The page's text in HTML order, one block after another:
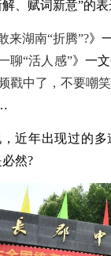
、赋词新意”的
来湖南“折腾”?》
聊“活人感”》一
戳中了，不要嘲
近年出现过的
然?